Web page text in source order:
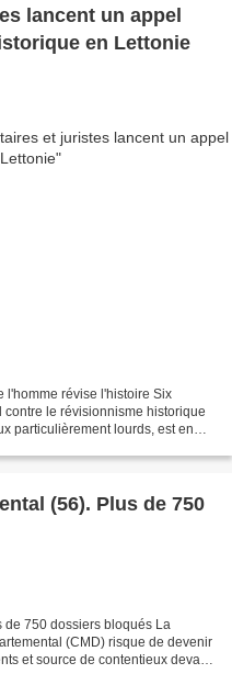
lancent un appel
en Lettonie
l'homme révise l'histoire Six
le révisionnisme historique
particulièrement lourds, est en
(56). Plus de 750
de 750 dossiers bloqués La
(CMD) risque de devenir
et source de contentieux devant